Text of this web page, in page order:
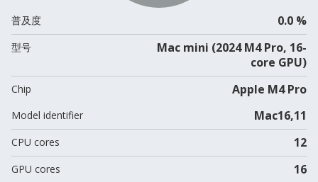
普及度 0.0 %
型号
Mac mini (2024 M4 Pro, 16-
core GPU)
Chip Apple M4 Pro
Model identifier Mac16,11
CPU cores 12
GPU cores 16